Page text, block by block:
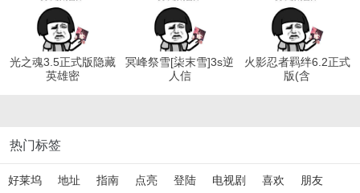
光之魂3.5正式版隐藏
英雄密
冥峰祭雪[柒末雪]3s逆
人信
火影忍者羁绊6.2正式
版(含
热门标签
好莱坞 地址 指南 点亮 登陆 电视剧 喜欢
朋友